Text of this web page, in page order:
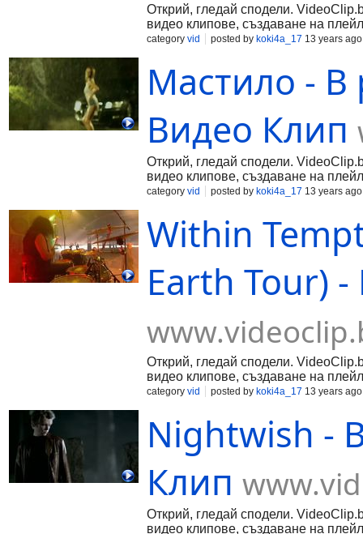
Открий, гледай сподели.
видео клипове, създаване на
category vid posted by koki4a_17 13 years ago
Мастило - В
Видео Клип
Открий, гледай сподели.
видео клипове, създаване на
category vid posted by koki4a_17 13 years ago
Within
Earth Tour)
Открий, гледай сподели.
видео клипове, създаване на
category vid posted by koki4a_17 13 years ago
Nightwish -
Клип
Открий, гледай сподели.
видео клипове, създаване на